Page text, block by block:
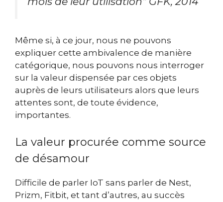
Même si, à ce jour, nous ne pouvons
expliquer cette ambivalence de manière
catégorique, nous pouvons nous interroger
sur la valeur dispensée par ces objets
auprès de leurs utilisateurs alors que leurs
attentes sont, de toute évidence,
importantes.
La valeur procurée comme source
de désamour
Difficile de parler IoT sans parler de Nest,
Prizm, Fitbit, et tant d’autres, au succès